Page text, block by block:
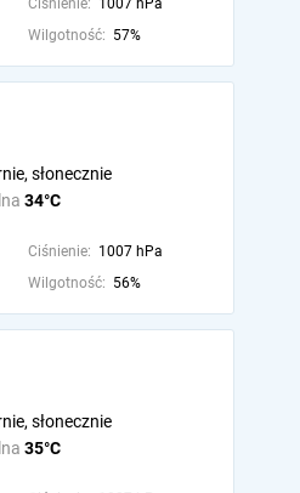
Ciśnienie: 1007 hPa
Wilgotność: 57%
34°C
słonecznie
Ciśnienie: 1007 hPa
Wilgotność: 56%
35°C
słonecznie